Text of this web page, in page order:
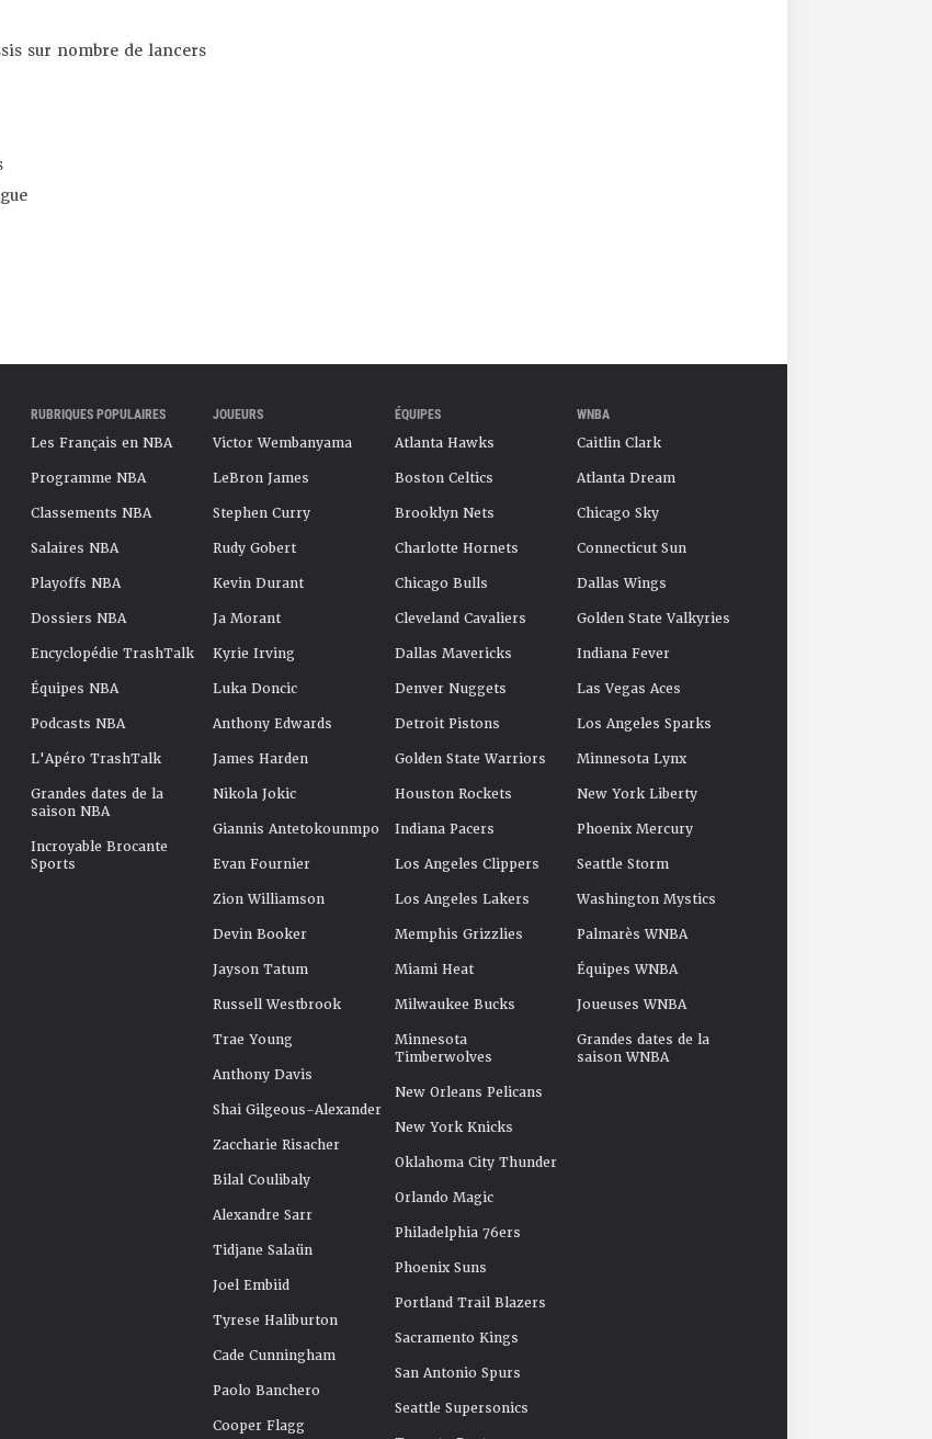
sur nombre de lancers
RUBRIQUES POPULAIRES
Les Français en NBA
Programme NBA
Classements NBA
Salaires NBA
Playoffs NBA
Dossiers NBA
Encyclopédie TrashTalk
Équipes NBA
Podcasts NBA
L'Apéro TrashTalk
Grandes dates de la
saison NBA
Incroyable Brocante
Sports
JOUEURS
Victor Wembanyama
LeBron James
Stephen Curry
Rudy Gobert
Kevin Durant
Ja Morant
Kyrie Irving
Luka Doncic
Anthony Edwards
James Harden
Nikola Jokic
Giannis Antetokounmpo
Evan Fournier
Zion Williamson
Devin Booker
Jayson Tatum
Russell Westbrook
Trae Young
Anthony Davis
Shai Gilgeous-Alexander
Zaccharie Risacher
Bilal Coulibaly
Alexandre Sarr
Tidjane Salaün
Joel Embiid
Tyrese Haliburton
Cade Cunningham
Paolo Banchero
Cooper Flagg
ÉQUIPES
Atlanta Hawks
Boston Celtics
Brooklyn Nets
Charlotte Hornets
Chicago Bulls
Cleveland Cavaliers
Dallas Mavericks
Denver Nuggets
Detroit Pistons
Golden State Warriors
Houston Rockets
Indiana Pacers
Los Angeles Clippers
Los Angeles Lakers
Memphis Grizzlies
Miami Heat
Milwaukee Bucks
Minnesota
Timberwolves
New Orleans Pelicans
New York Knicks
Oklahoma City Thunder
Orlando Magic
Philadelphia 76ers
Phoenix Suns
Portland Trail Blazers
Sacramento Kings
San Antonio Spurs
Seattle Supersonics
WNBA
Caitlin Clark
Atlanta Dream
Chicago Sky
Connecticut Sun
Dallas Wings
Golden State Valkyries
Indiana Fever
Las Vegas Aces
Los Angeles Sparks
Minnesota Lynx
New York Liberty
Phoenix Mercury
Seattle Storm
Washington Mystics
Palmarès WNBA
Équipes WNBA
Joueuses WNBA
Grandes dates de la
saison WNBA